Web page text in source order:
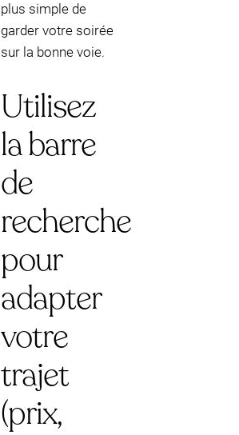
plus simple de
garder votre soirée
sur la bonne voie.
Utilisez
la barre
de
recherche
pour
adapter
votre
trajet
(prix,